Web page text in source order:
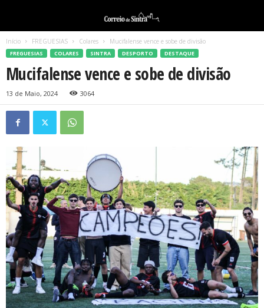
Início FREGUESIAS Colares Mucifalense vence e sobe de divisão
FREGUESIAS COLARES SINTRA DESPORTO DESTAQUE
Mucifalense vence e sobe de divisão
13 de Maio, 2024 3064